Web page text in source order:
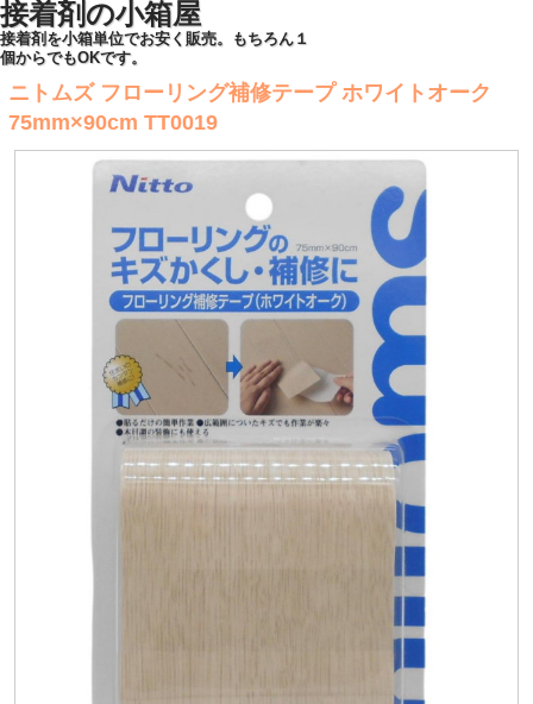
接着剤の小箱屋
接着剤を小箱単位でお安く販売。もちろん１
個からでもOKです。
ニトムズ フローリング補修テープ ホワイトオーク
75mm×90cm TT0019